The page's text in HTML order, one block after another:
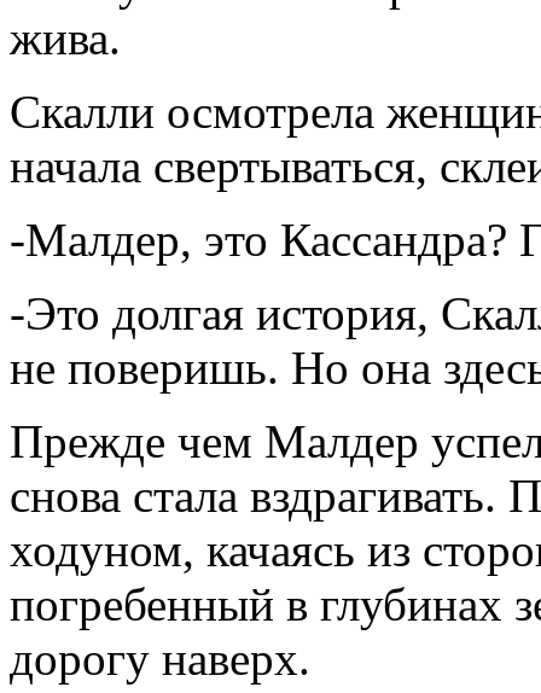
жива.
Скалли осмотрела
начала свертываться,
-Малдер, это Кассандра?
-Это долгая история,
не поверишь. Но она
Прежде чем Малдер успел
снова стала
ходуном, качаясь из
погребенный в глубинах
дорогу наверх.